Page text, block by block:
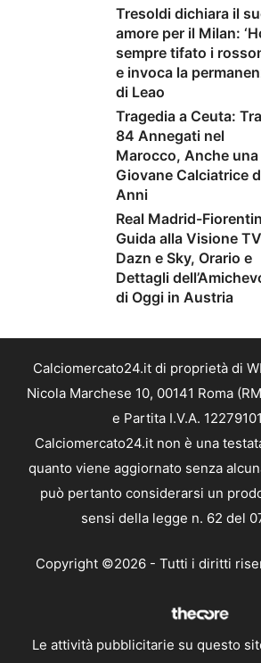
Tresoldi dichiara il
amore per il Milan:
sempre tifato i
e invoca la
di Leao
Tragedia a Ceuta:
84 Annegati nel
Marocco, Anche una
Giovane Calciatrice
Anni
Real Madrid-
Guida alla Visione
Dazn e Sky, Orario e
Dettagli
di Oggi in Austria
Calciomercato24.it di proprietà di
Nicola Marchese 10, 00141 Roma
e Partita I.V.A.
Calciomercato24.it non è una
quanto viene aggiornato senza
può pertanto considerarsi un
sensi della legge n. 62 del
Copyright ©2026 - Tutti i diritti
Le attività pubblicitarie su questo